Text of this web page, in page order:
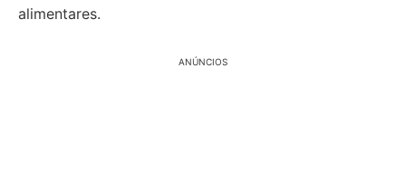
alimentares.
ANÚNCIOS